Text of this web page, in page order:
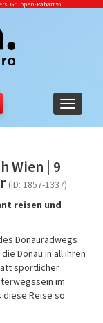
Gruppen-Rabatt %
Wien | 9
(ID: 1857-1337)
reisen und
Donauradwegs
Donau in all ihren
sportlicher
im
Reise so